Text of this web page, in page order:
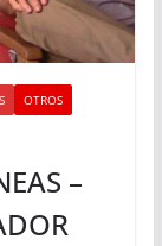
OTROS
–